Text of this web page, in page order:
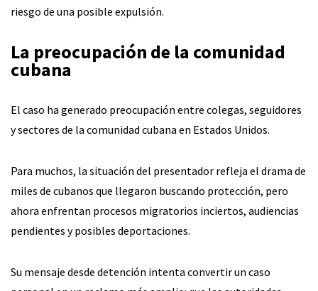
riesgo de una posible expulsión.
La preocupación de la comunidad
cubana
El caso ha generado preocupación entre colegas, seguidores
y sectores de la comunidad cubana en Estados Unidos.
Para muchos, la situación del presentador refleja el drama de
miles de cubanos que llegaron buscando protección, pero
ahora enfrentan procesos migratorios inciertos, audiencias
pendientes y posibles deportaciones.
Su mensaje desde detención intenta convertir un caso